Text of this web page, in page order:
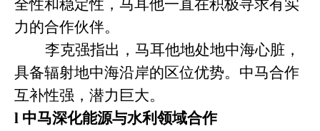
全性和稳定性，马耳他一直在积极寻求有实
力的合作伙伴。
李克强指出，马耳他地处地中海心脏，
具备辐射地中海沿岸的区位优势。中马合作
互补性强，潜力巨大。
l 中马深化能源与水利领域合作